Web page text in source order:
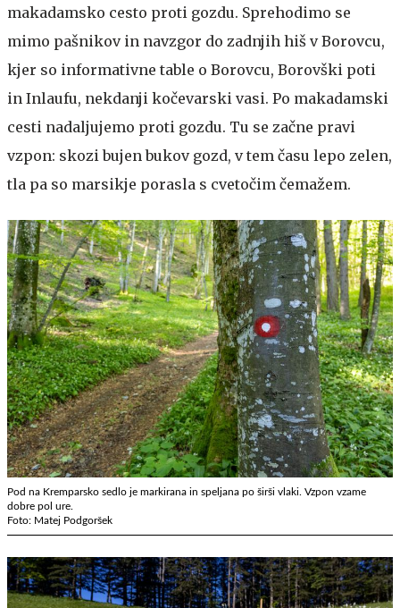
makadamsko cesto proti gozdu. Sprehodimo se
mimo pašnikov in navzgor do zadnjih hiš v Borovcu,
kjer so informativne table o Borovcu, Borovški poti
in Inlaufu, nekdanji kočevarski vasi. Po makadamski
cesti nadaljujemo proti gozdu. Tu se začne pravi
vzpon: skozi bujen bukov gozd, v tem času lepo zelen,
tla pa so marsikje porasla s cvetočim čemažem.
Pod na Kremparsko sedlo je markirana in speljana po širši vlaki. Vzpon vzame
dobre pol ure.
Foto: Matej Podgoršek